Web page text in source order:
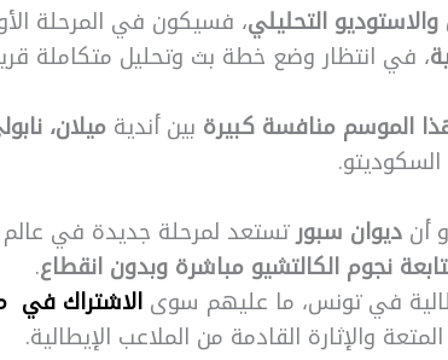
والاستوديو التحليلي، فسيكون في المرحلة
، في انتظار وضع خطة بث وتحليل متكاملة
الموسم منافسة كبيرة بين أندية ميلان،
أن ديوان سبورتستعد لمرحلة جديدة في عالم
نجوم الكالتشيو مباشرة وبدون انقطاع.
في تونس، ما عليهم سوى الاشتراك في
والإثارة القادمة من الملاعب الإيطالية.